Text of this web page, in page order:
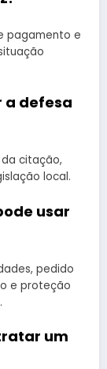
pagamento e
a defesa
citação,
local.
usar
pedido
e proteção
um